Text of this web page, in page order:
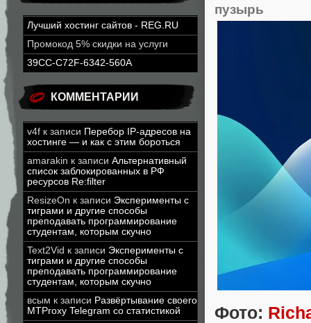
Лучший хостинг сайтов - REG.RU
Промокод 5% скидки на услуги
39CC-C72F-6342-560A
КОММЕНТАРИИ
v4f к записи Перебор IP-адресов на
хостинге — и как с этим бороться
amarakin к записи Альтернативный
список заблокированных в РФ
ресурсов Re:filter
ResizeOn к записи Эксперименты с
тиграми и другие способы
преподавать программирование
студентам, которым скучно
Text2Vid к записи Эксперименты с
тиграми и другие способы
преподавать программирование
студентам, которым скучно
всым к записи Развёртывание своего
MTProxy Telegram со статистикой
пузырь
Фото: